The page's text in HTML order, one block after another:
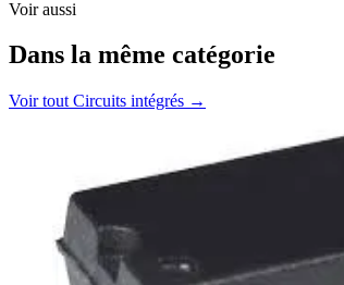
Voir aussi
Dans la même catégorie
Voir tout Circuits intégrés →